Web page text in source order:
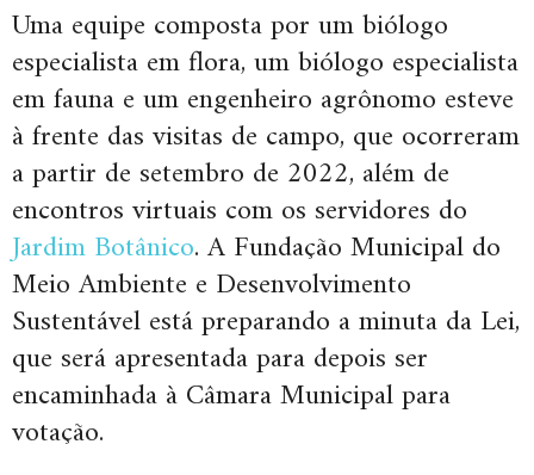
Uma equipe composta por um biólogo
especialista em flora, um biólogo especialista
em fauna e um engenheiro agrônomo esteve
à frente das visitas de campo, que ocorreram
a partir de setembro de 2022, além de
encontros virtuais com os servidores do
Jardim Botânico. A Fundação Municipal do
Meio Ambiente e Desenvolvimento
Sustentável está preparando a minuta da Lei,
que será apresentada para depois ser
encaminhada à Câmara Municipal para
votação.